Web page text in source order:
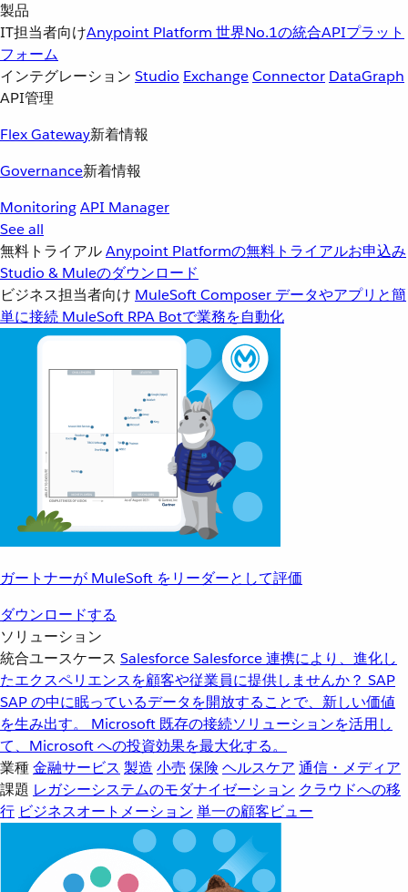
製品
IT担当者向けAnypoint Platform 世界No.1の統合APIプラット
フォーム
インテグレーション Studio ExchangeConnector DataGraph
API管理
Flex Gateway新着情報
Governance新着情報
MonitoringAPI Manager
See all
無料トライアルAnypoint Platformの無料トライアルお申込み
Studio & Muleのダウンロード
ビジネス担当者向け MuleSoft Composer データやアプリと簡
単に接続 MuleSoft RPA Botで業務を自動化
ガートナーが MuleSoft をリーダーとして評価
ダウンロードする
ソリューション
統合ユースケース SalesforceSalesforce 連携により、進化し
たエクスペリエンスを顧客や従業員に提供しませんか？ SAP
SAP の中に眠っているデータを開放することで、新しい価値
を生み出す。
Microsoft 既存の接続ソリューションを活用し
て、Microsoft への投資効果を最大化する。
業種金融サービス 製造 小売 保険 ヘルスケア 通信・メディア
課題 レガシーシステムのモダナイゼーション クラウドへの移
行 ビジネスオートメーション 単一の顧客ビュー